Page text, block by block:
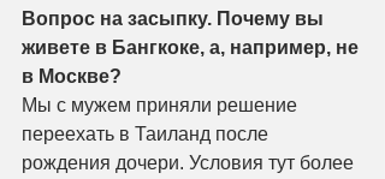
Вопрос на засыпку. Почему вы
живете в Бангкоке, а, например, не
в Москве?
Мы с мужем приняли решение
переехать в Таиланд после
рождения дочери. Условия тут более